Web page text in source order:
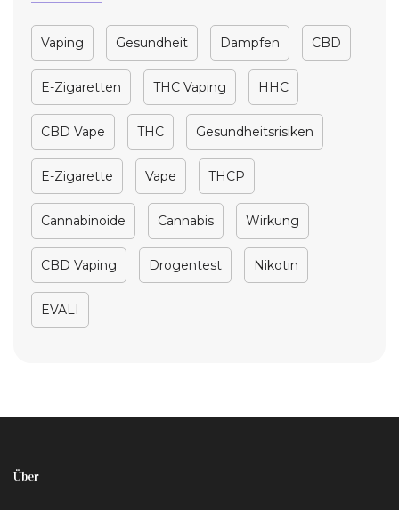
Vaping Gesundheit Dampfen CBD
E-Zigaretten THC Vaping HHC
CBD Vape THC Gesundheitsrisiken
E-Zigarette Vape THCP
Cannabinoide Cannabis Wirkung
CBD Vaping Drogentest Nikotin
EVALI
Über